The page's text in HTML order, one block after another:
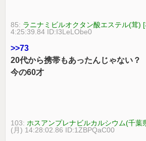
85: ラニナミビルオクタン酸エステル(茸) [
4:25:39.84 ID:I3LeLObe0
>>73
20代から携帯もあったんじゃない？
今の60才
103: ホスアンプレナビルカルシウム(千葉
(月) 14:28:02.86 ID:1ZBPQaC00